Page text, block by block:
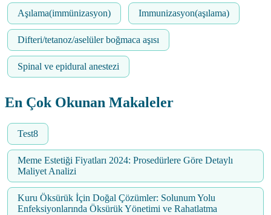
Aşılama(immünizasyon) Immunizasyon(aşılama)
Difteri/tetanoz/aselüler boğmaca aşısı
Spinal ve epidural anestezi
En Çok Okunan Makaleler
Test8
Meme Estetiği Fiyatları 2024: Prosedürlere Göre Detaylı
Maliyet Analizi
Kuru Öksürük İçin Doğal Çözümler: Solunum Yolu
Enfeksiyonlarında Öksürük Yönetimi ve Rahatlatma